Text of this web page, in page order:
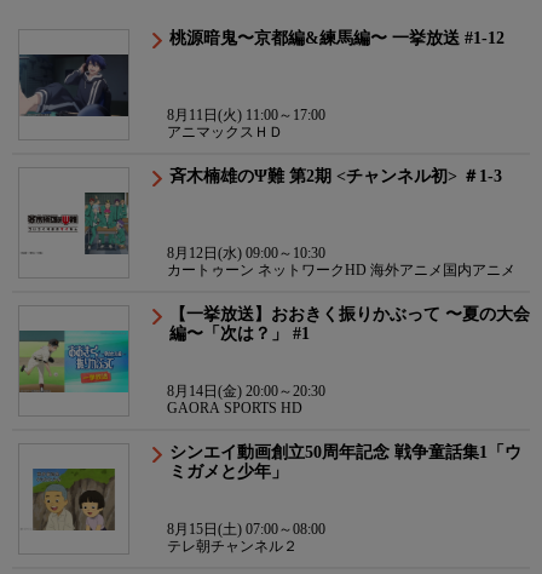
桃源暗鬼〜京都編&練馬編〜 一挙放送 #1-12
8月11日(火) 11:00～17:00
アニマックスＨＤ
斉木楠雄のΨ難 第2期 <チャンネル初> ＃1-3
8月12日(水) 09:00～10:30
カートゥーン ネットワークHD 海外アニメ国内アニメ
【一挙放送】おおきく振りかぶって 〜夏の大会
編〜「次は？」 #1
8月14日(金) 20:00～20:30
GAORA SPORTS HD
シンエイ動画創立50周年記念 戦争童話集1「ウ
ミガメと少年」
8月15日(土) 07:00～08:00
テレ朝チャンネル２